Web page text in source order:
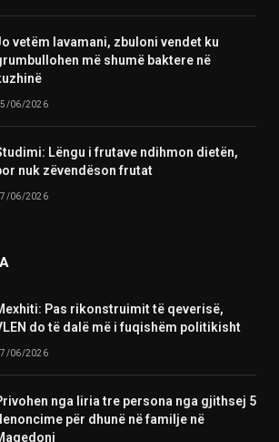
vetëm lavamani, zbuloni vendet ku
më shumë baktere në
06/2026
Lëngu i frutave ndihmon dietën,
nuk zëvendëson frutat
06/2026
Pas rikonstruimit të qeverisë,
do të dalë më i fuqishëm politikisht
06/2026
nga liria tre persona nga gjithsej 5
për dhunë në familje në